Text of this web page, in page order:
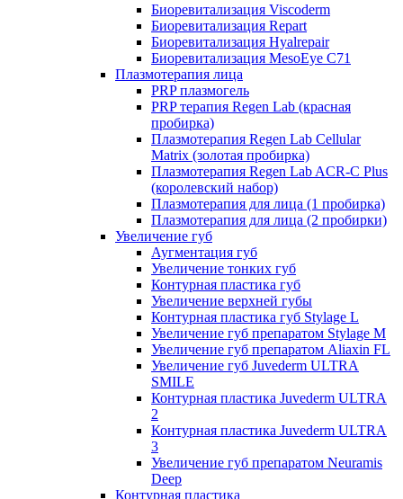
Биоревитализация Viscoderm
Биоревитализация Repart
Биоревитализация Hyalrepair
Биоревитализация MesoEye C71
Плазмотерапия лица
PRP плазмогель
PRP терапия Regen Lab (красная
пробирка)
Плазмотерапия Regen Lab Cellular
Matrix (золотая пробирка)
Плазмотерапия Regen Lab ACR-C Plus
(королевский набор)
Плазмотерапия для лица (1 пробирка)
Плазмотерапия для лица (2 пробирки)
Увеличение губ
Аугментация губ
Увеличение тонких губ
Контурная пластика губ
Увеличение верхней губы
Контурная пластика губ Stylage L
Увеличение губ препаратом Stylage M
Увеличение губ препаратом Aliaxin FL
Увеличение губ Juvederm ULTRA
SMILE
Контурная пластика Juvederm ULTRA
2
Контурная пластика Juvederm ULTRA
3
Увеличение губ препаратом Neuramis
Deep
Контурная пластика